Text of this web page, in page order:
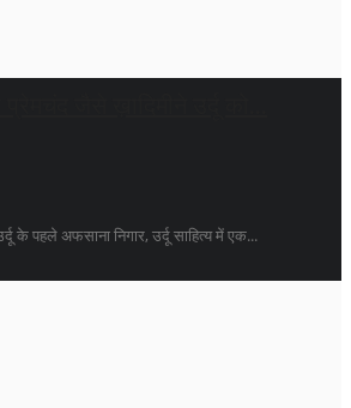
के पहले अफसाना निगार, उर्दू साहित्य में एक...